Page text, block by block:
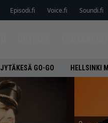
Episodi.fi Voice.fi Soundi.fi
JYTÄKESÄ GO-GO HELLSINKI